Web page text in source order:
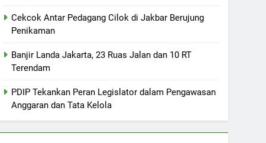
Cekcok Antar Pedagang Cilok di Jakbar Berujung
Penikaman
Banjir Landa Jakarta, 23 Ruas Jalan dan 10 RT
Terendam
PDIP Tekankan Peran Legislator dalam Pengawasan
Anggaran dan Tata Kelola